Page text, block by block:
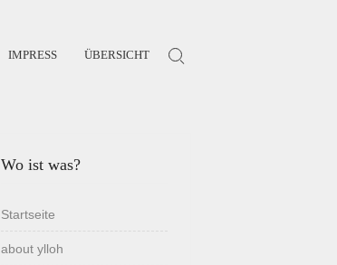
IMPRESS ÜBERSICHT Search for:
Wo ist was?
Startseite
about ylloh